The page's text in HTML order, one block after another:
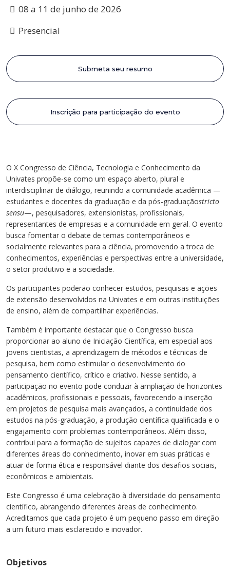
08 a 11 de junho de 2026
Presencial
Submeta seu resumo
Inscrição para participação do evento
O X Congresso de Ciência, Tecnologia e Conhecimento da
Univates propõe-se como um espaço aberto, plural e
interdisciplinar de diálogo, reunindo a comunidade acadêmica —
estudantes e docentes da graduação e da pós-graduaçãostricto
sensu—, pesquisadores, extensionistas, profissionais,
representantes de empresas e a comunidade em geral. O evento
busca fomentar o debate de temas contemporâneos e
socialmente relevantes para a ciência, promovendo a troca de
conhecimentos, experiências e perspectivas entre a universidade,
o setor produtivo e a sociedade.
Os participantes poderão conhecer estudos, pesquisas e ações
de extensão desenvolvidos na Univates e em outras instituições
de ensino, além de compartilhar experiências.
Também é importante destacar que o Congresso busca
proporcionar ao aluno de Iniciação Científica, em especial aos
jovens cientistas, a aprendizagem de métodos e técnicas de
pesquisa, bem como estimular o desenvolvimento do
pensamento científico, crítico e criativo. Nesse sentido, a
participação no evento pode conduzir à ampliação de horizontes
acadêmicos, profissionais e pessoais, favorecendo a inserção
em projetos de pesquisa mais avançados, a continuidade dos
estudos na pós-graduação, a produção científica qualificada e o
engajamento com problemas contemporâneos. Além disso,
contribui para a formação de sujeitos capazes de dialogar com
diferentes áreas do conhecimento, inovar em suas práticas e
atuar de forma ética e responsável diante dos desafios sociais,
econômicos e ambientais.
Este Congresso é uma celebração à diversidade do pensamento
científico, abrangendo diferentes áreas de conhecimento.
Acreditamos que cada projeto é um pequeno passo em direção
a um futuro mais esclarecido e inovador.
Objetivos